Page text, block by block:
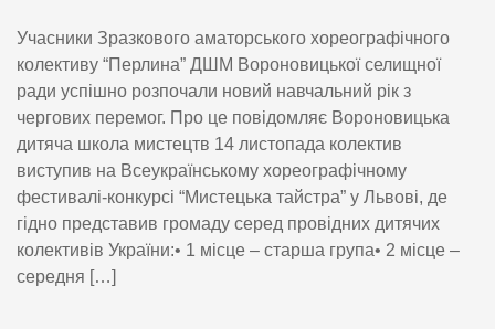
Учасники Зразкового аматорського хореографічного
колективу “Перлина” ДШМ Вороновицької селищної
ради успішно розпочали новий навчальний рік з
чергових перемог. Про це повідомляє Вороновицька
дитяча школа мистецтв 14 листопада колектив
виступив на Всеукраїнському хореографічному
фестивалі-конкурсі “Мистецька тайстра” у Львові, де
гідно представив громаду серед провідних дитячих
колективів України:• 1 місце – старша група• 2 місце –
середня […]